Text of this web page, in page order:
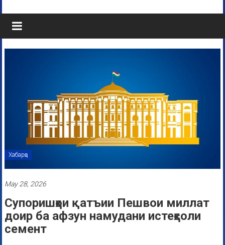
Хабарҳо
May 28, 2026
Супоришҳои қатъии Пешвои миллат
доир ба афзун намудани истеҳсоли
семент